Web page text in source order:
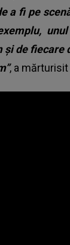
a fi pe
și de fiecare
, a mărturisit